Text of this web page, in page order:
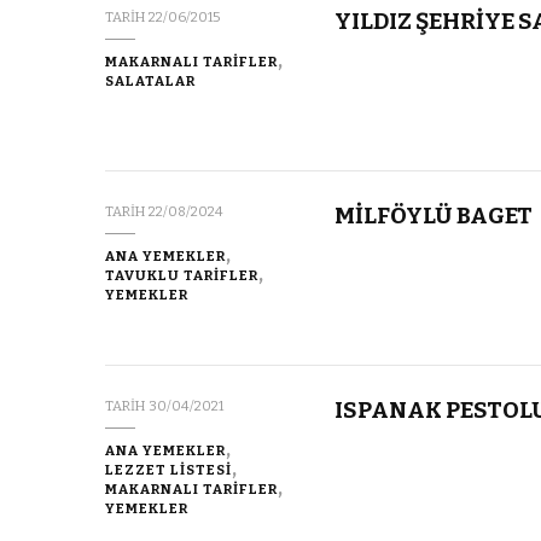
TARIH 22/06/2015
MAKARNALI TARİFLER
SALATALAR
YILDIZ ŞEHRİYE
TARIH 22/08/2024
ANA YEMEKLER
TAVUKLU TARİFLER
YEMEKLER
MİLFÖYLÜ BAGET
TARIH 30/04/2021
ANA YEMEKLER
LEZZET LİSTESİ
MAKARNALI TARİFLER
YEMEKLER
ISPANAK